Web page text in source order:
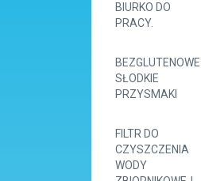
BIURKO DO
PRACY.
BEZGLUTENOWE
SŁODKIE
PRZYSMAKI
FILTR DO
CZYSZCZENIA
WODY